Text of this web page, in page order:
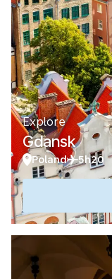
Explore
Gdansk
Poland 5h20